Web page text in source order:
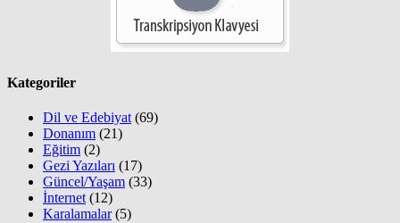
Kategoriler
Dil ve Edebiyat (69)
Donanım (21)
Eğitim (2)
Gezi Yazıları (17)
Güncel/Yaşam (33)
İnternet (12)
Karalamalar(5)